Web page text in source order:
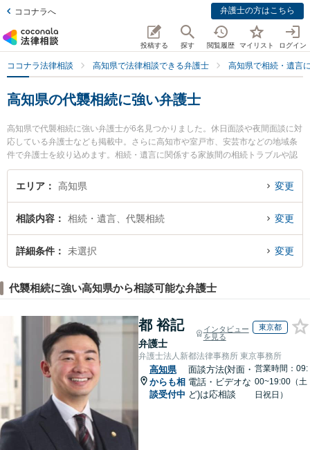
ココナラへ 弁護士の方はこちら
投稿する 探す 閲覧履歴 マイリスト ログイン
ココナラ法律相談 高知県で法律相談できる弁護士 高知県で相続・遺言
高知県の代襲相続に強い弁護士
高知県で代襲相続に強い弁護士が6名見つかりました。休日面談や夜間面談に対
応している弁護士なども掲載中。さらに高知市や室戸市、安芸市などの地域条
件で弁護士を絞り込めます。相続・遺言に関係する家族間の相続トラブルや認
知症の相続、遺産分割等の細かな分野での絞り込み検索もでき便利です。特に
藤宗本澤法律事務所の藤宗 正志弁護士ややいろ法律事務所の山本 尚吾弁護士、
相続のトラブルを今すぐに弁護士に相談したい』『代襲相続のトラブル解決の
実績豊富な近くの弁護士を検索したい』『初回相談無料で代襲相続を法律相談
できる高知県内の弁護士に相談予約したい』などでお困りの相談者さんにおす
エリア 高知県 変更
相談内容 相続・遺言、代襲相続 変更
詳細条件 未選択 変更
代襲相続に強い高知県から相談可能な弁護士
都 裕記
弁護士
インタビュー
を見る
東京都
弁護士法人新都法律事務所 東京事務所
高知県
からも相
談受付中
面談方法(対面・
電話・ビデオな
ど)は応相談
営業時間：09:
00~19:00（土
日祝日）